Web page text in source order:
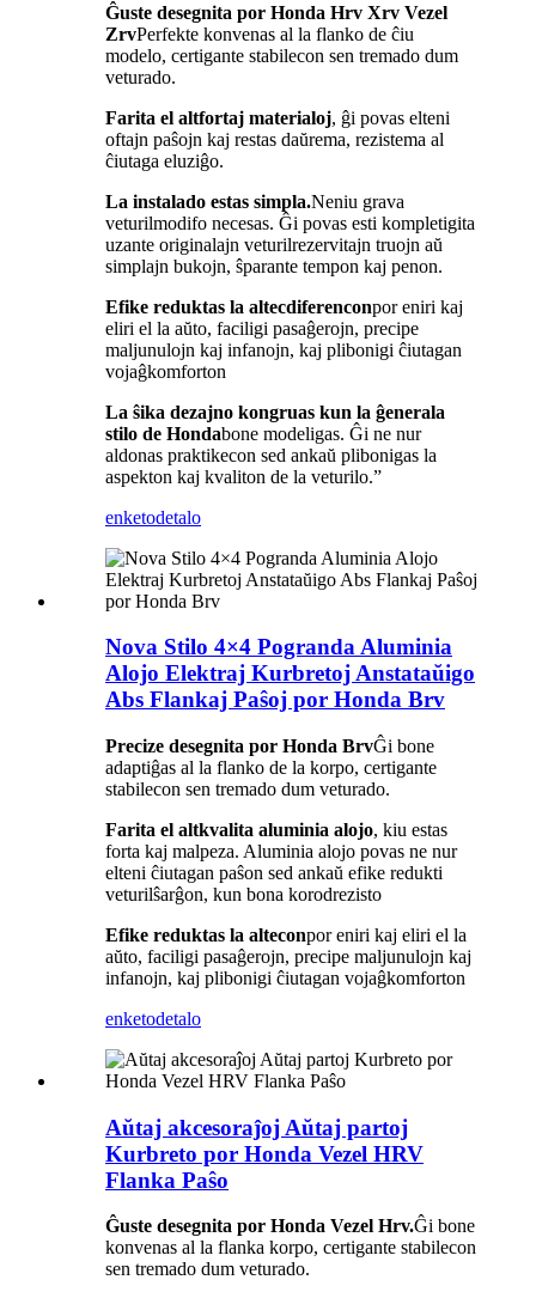
Ĝuste desegnita por Honda Hrv Xrv Vezel
ZrvPerfekte konvenas al la flanko de ĉiu
modelo, certigante stabilecon sen tremado dum
veturado.
Farita el altfortaj materialoj, ĝi povas elteni
oftajn paŝojn kaj restas daŭrema, rezistema al
ĉiutaga eluziĝo.
La instalado estas simpla.Neniu grava
veturilmodifo necesas. Ĝi povas esti kompletigita
uzante originalajn veturilrezervitajn truojn aŭ
simplajn bukojn, ŝparante tempon kaj penon.
Efike reduktas la altecdiferenconpor eniri kaj
eliri el la aŭto, faciligi pasaĝerojn, precipe
maljunulojn kaj infanojn, kaj plibonigi ĉiutagan
vojaĝkomforton
La ŝika dezajno kongruas kun la ĝenerala
stilo de Hondabone modeligas. Ĝi ne nur
aldonas praktikecon sed ankaŭ plibonigas la
aspekton kaj kvaliton de la veturilo.”
enketodetalo
Nova Stilo 4×4 Pogranda Aluminia
Alojo Elektraj Kurbretoj Anstataŭigo
Abs Flankaj Paŝoj por Honda Brv
Precize desegnita por Honda BrvĜi bone
adaptiĝas al la flanko de la korpo, certigante
stabilecon sen tremado dum veturado.
Farita el altkvalita aluminia alojo, kiu estas
forta kaj malpeza. Aluminia alojo povas ne nur
elteni ĉiutagan paŝon sed ankaŭ efike redukti
veturilŝarĝon, kun bona korodrezisto
Efike reduktas la alteconpor eniri kaj eliri el la
aŭto, faciligi pasaĝerojn, precipe maljunulojn kaj
infanojn, kaj plibonigi ĉiutagan vojaĝkomforton
enketodetalo
Aŭtaj ​​akcesoraĵoj Aŭtaj ​​partoj
Kurbreto por Honda Vezel HRV
Flanka Paŝo
Ĝuste desegnita por Honda Vezel Hrv.Ĝi bone
konvenas al la flanka korpo, certigante stabilecon
sen tremado dum veturado.